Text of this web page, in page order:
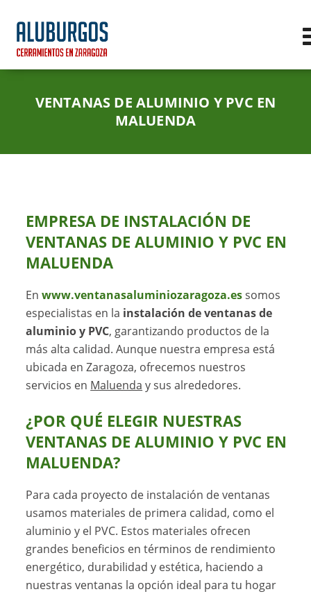
VENTANAS DE ALUMINIO Y PVC EN
MALUENDA
EMPRESA DE INSTALACIÓN DE
VENTANAS DE ALUMINIO Y PVC EN
MALUENDA
Enwww.ventanasaluminiozaragoza.essomos
especialistas en la instalación de ventanas de
aluminio y PVC, garantizando productos de la
más alta calidad. Aunque nuestra empresa está
ubicada en Zaragoza, ofrecemos nuestros
servicios en Maluenda y sus alrededores.
¿POR QUÉ ELEGIR NUESTRAS
VENTANAS DE ALUMINIO Y PVC EN
MALUENDA?
Para cada proyecto de instalación de ventanas
usamos materiales de primera calidad, como el
aluminio y el PVC. Estos materiales ofrecen
grandes beneficios en términos de rendimiento
energético, durabilidad y estética, haciendo a
nuestras ventanas la opción ideal para tu hogar